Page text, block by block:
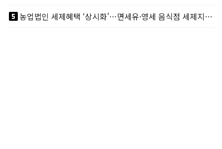
looks_5
농업법인 세제혜택 ‘상시화’…면세유·영세 음식점 세제지원도 연장